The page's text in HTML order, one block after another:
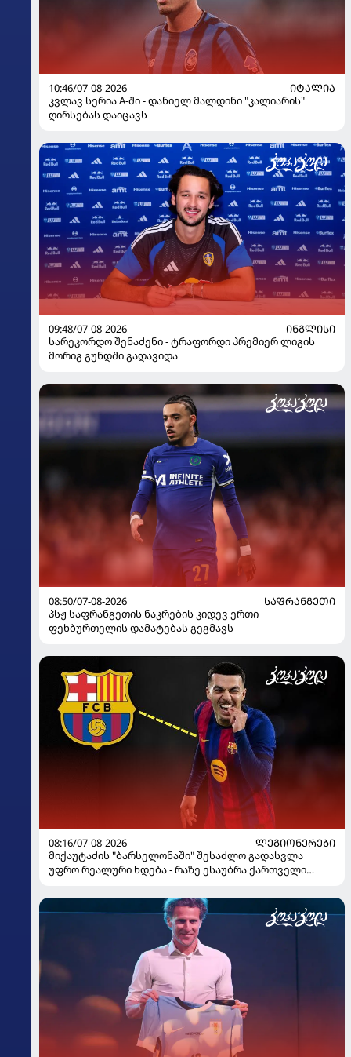
10:46/07-08-2026
ᲘᲢᲐᲚᲘᲐ
კვლავ სერია A-ში - დანიელ მალდინი "კალიარის"
ღირსებას დაიცავს
09:48/07-08-2026
ᲘᲜᲒᲚᲘᲡᲘ
სარეკორდო შენაძენი - ტრაფორდი პრემიერ ლიგის
მორიგ გუნდში გადავიდა
08:50/07-08-2026
ᲡᲐᲤᲠᲐᲜᲒᲔᲗᲘ
პსჟ საფრანგეთის ნაკრების კიდევ ერთი
ფეხბურთელის დამატებას გეგმავს
08:16/07-08-2026
ᲚᲔᲒᲘᲝᲜᲔᲠᲔᲑᲘ
მიქაუტაძის "ბარსელონაში" შესაძლო გადასვლა
უფრო რეალური ხდება - რაზე ესაუბრა ქართველი